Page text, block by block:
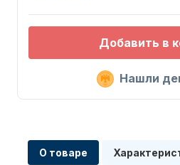
Добавить в
Нашли
О товаре